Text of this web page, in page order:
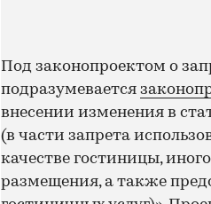
Под законопроектом о
подразумевается
внесении изменения в
(в части запрета
качестве гостиницы,
размещения, а также